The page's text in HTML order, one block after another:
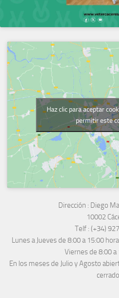
Haz clic para aceptar
permitir este
Dirección : Diego
10002
Telf : (+34)
Lunes a Jueves de 8:00 a 15:00
Viernes de 8:00 a
En los meses de Julio y Agosto